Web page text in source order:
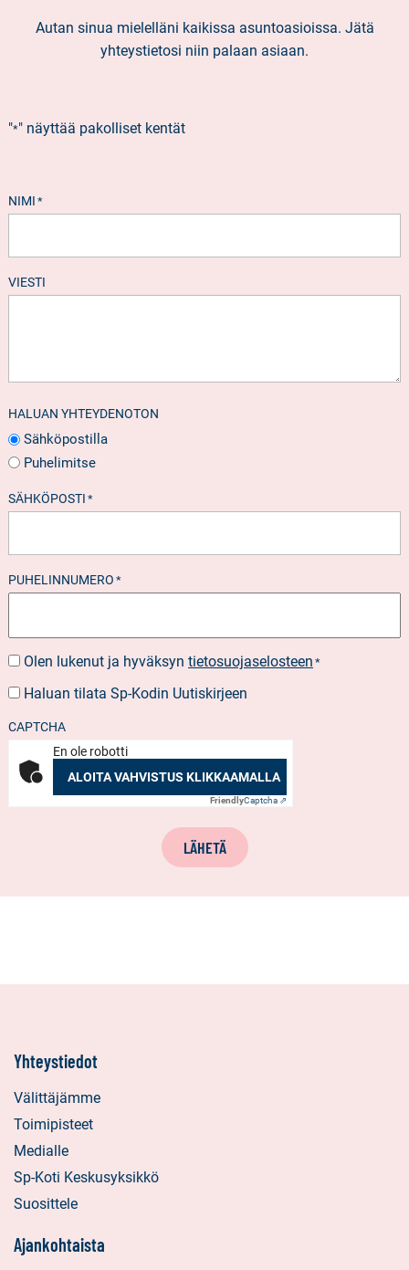
Autan sinua mielelläni kaikissa asuntoasioissa. Jätä
yhteystietosi niin palaan asiaan.
"*" näyttää pakolliset kentät
NIMI *
VIESTI
HALUAN YHTEYDENOTON
Sähköpostilla
Puhelimitse
SÄHKÖPOSTI *
PUHELINNUMERO *
SUOSTUMUS*
Olen lukenut ja hyväksyn tietosuojaselosteen *
UUTISKIRJEEN
Haluan tilata Sp-Kodin Uutiskirjeen
CAPTCHA
En ole robotti
ALOITA VAHVISTUS KLIKKAAMALLA
FriendlyCaptcha ⇗
LÄHETÄ
Yhteystiedot
Välittäjämme
Toimipisteet
Medialle
Sp-Koti Keskusyksikkö
Suosittele
Ajankohtaista